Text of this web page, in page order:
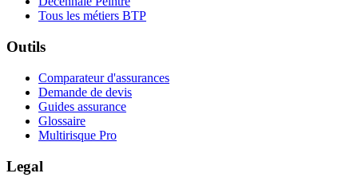
Tous les métiers BTP
Outils
Comparateur d'assurances
Demande de devis
Guides assurance
Glossaire
Multirisque Pro
Legal